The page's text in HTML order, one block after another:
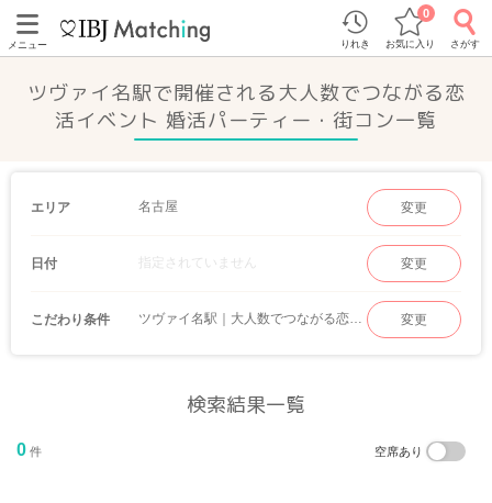
メニュー りれき お気に入り
0
さがす
ツヴァイ名駅で開催される大人数でつながる恋
活イベント 婚活パーティー・街コン一覧
エリア 名古屋 変更
日付 指定されていません 変更
こだわり条件 ツヴァイ名駅｜大人数でつながる恋活イベント 変更
検索結果一覧
0 件 空席あり